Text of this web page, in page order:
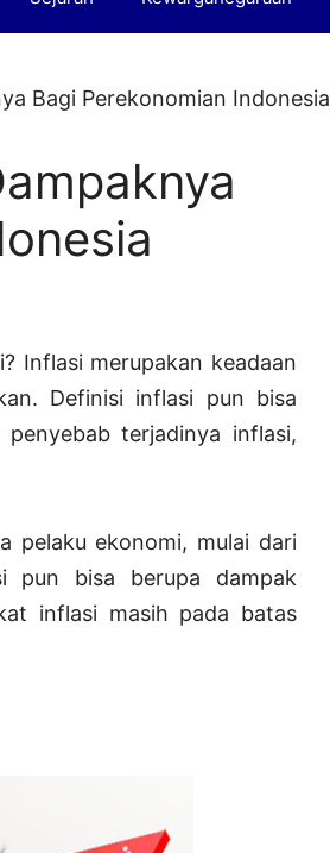
Bagi Perekonomian Indonesia
Inflasi merupakan keadaan
Definisi inflasi pun bisa
terjadinya inflasi,
pelaku ekonomi, mulai dari
pun bisa berupa dampak
inflasi masih pada batas